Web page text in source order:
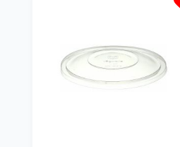
rôzne teplé a studené jedlá. Svojím
Toto viečko zabezpečí spoľahlivý
prenos jedla bez rozliatia či